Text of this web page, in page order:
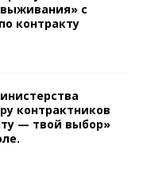
с
контракту
контрактников
— твой выбор»